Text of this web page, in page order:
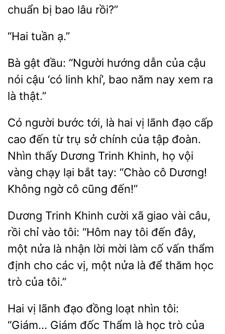
chuẩn bị bao lâu
gật đầu: “Người
dẫn của cậu
nói cậu ‘có linh khí’,
năm nay xem ra
là thật.”
Có người bước tới, là hai vị lãnh đạo cấp
cao đến từ trụ sở chính của tập đoàn.
Nhìn thấy Dương Trinh Khinh, họ vội
vàng
lại bắt tay: “Chào cô Dương!
Không
cũng đến!”
Dương Trinh Khinh cười xã giao vài câu,
rồi chỉ vào tôi: “Hôm nay tôi đến đây,
nửa là nhận lời mời làm cố vấn thẩm
định cho các vị, một nửa là
học
trò của tôi.”
Hai vị
đạo đồng loạt nhìn tôi:
“Giám… Giám
Thẩm là học
của